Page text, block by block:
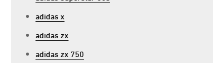
adidas x
adidas zx
adidas zx 750